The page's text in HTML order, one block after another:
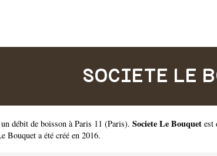
SOCIETE LE
débit de boisson à Paris 11 (Paris). Societe Le Bouquet est
Bouquet a été créé en 2016.